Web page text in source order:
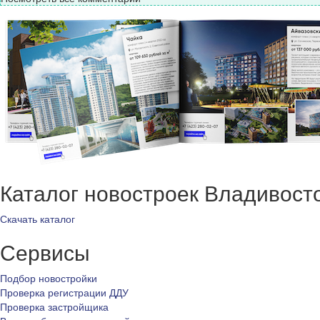
Каталог новостроек
Скачать каталог
Сервисы
Подбор новостройки
Проверка регистрации ДДУ
Проверка застройщика